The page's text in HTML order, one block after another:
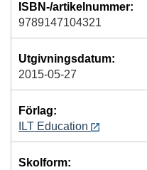
ISBN-/artikelnummer:
9789147104321
Utgivningsdatum:
2015-05-27
Förlag:
ILT Education
Skolform: